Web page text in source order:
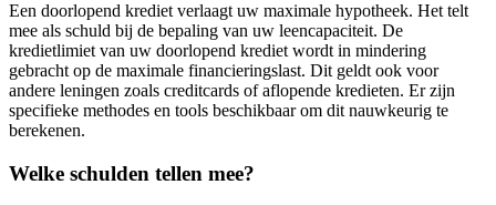
Een doorlopend krediet verlaagt uw maximale hypotheek. Het telt
mee als schuld bij de bepaling van uw leencapaciteit. De
kredietlimiet van uw doorlopend krediet wordt in mindering
gebracht op de maximale financieringslast. Dit geldt ook voor
andere leningen zoals creditcards of aflopende kredieten. Er zijn
specifieke methodes en tools beschikbaar om dit nauwkeurig te
berekenen.
Welke schulden tellen mee?